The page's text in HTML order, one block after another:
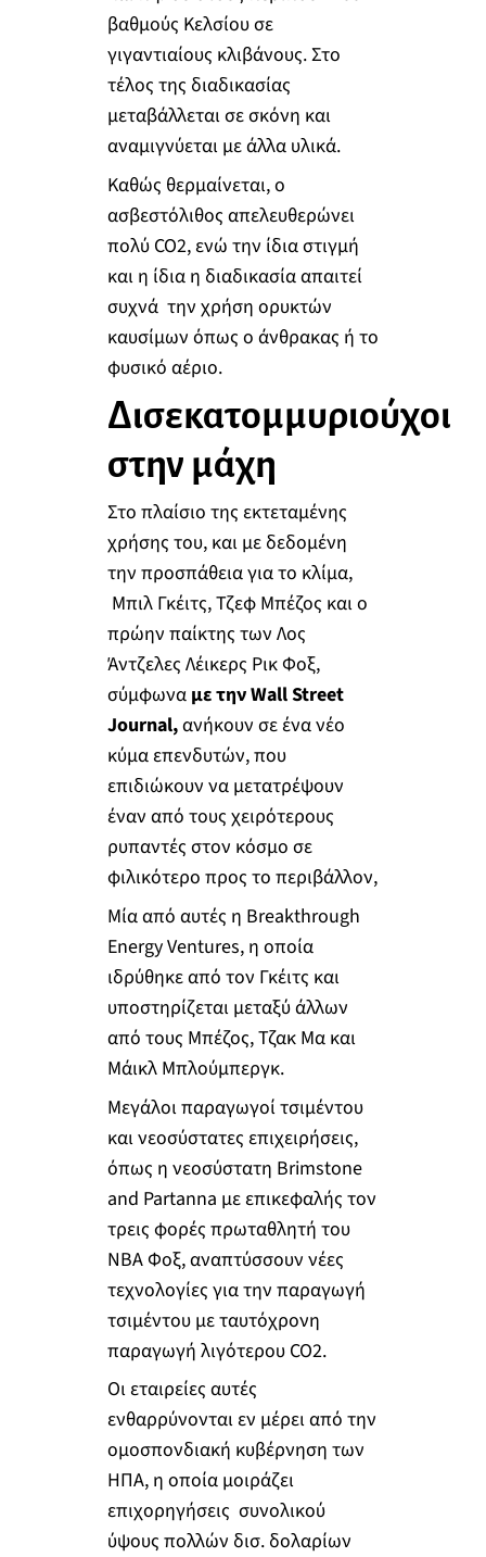
βαθμούς Κελσίου σε
γιγαντιαίους κλιβάνους. Στο
τέλος της διαδικασίας
μεταβάλλεται σε σκόνη και
αναμιγνύεται με άλλα υλικά.
Καθώς θερμαίνεται, ο
ασβεστόλιθος απελευθερώνει
πολύ CO2, ενώ την ίδια στιγμή
και η ίδια η διαδικασία απαιτεί
συχνά την χρήση ορυκτών
καυσίμων όπως ο άνθρακας ή το
φυσικό αέριο.
Δισεκατομμυριούχοι
στην μάχη
Στο πλαίσιο της εκτεταμένης
χρήσης του, και με δεδομένη
την προσπάθεια για το κλίμα,
Μπιλ Γκέιτς, Τζεφ Μπέζος και ο
πρώην παίκτης των Λος
Άντζελες Λέικερς Ρικ Φοξ,
σύμφωναμε την Wall Street
Journal,ανήκουν σε ένα νέο
κύμα επενδυτών, που
επιδιώκουν να μετατρέψουν
έναν από τους χειρότερους
ρυπαντές στον κόσμο σε
φιλικότερο προς το περιβάλλον,
Μία από αυτές η Breakthrough
Energy Ventures, η οποία
ιδρύθηκε από τον Γκέιτς και
υποστηρίζεται μεταξύ άλλων
από τους Μπέζος, Τζακ Μα και
Μάικλ Μπλούμπεργκ.
Μεγάλοι παραγωγοί τσιμέντου
και νεοσύστατες επιχειρήσεις,
όπως η νεοσύστατη Brimstone
and Partanna με επικεφαλής τον
τρεις φορές πρωταθλητή του
NBA Φοξ, αναπτύσσουν νέες
τεχνολογίες για την παραγωγή
τσιμέντου με ταυτόχρονη
παραγωγή λιγότερου CO2.
Οι εταιρείες αυτές
ενθαρρύνονται εν μέρει από την
ομοσπονδιακή κυβέρνηση των
ΗΠΑ, η οποία μοιράζει
επιχορηγήσεις συνολικού
ύψους πολλών δισ. δολαρίων